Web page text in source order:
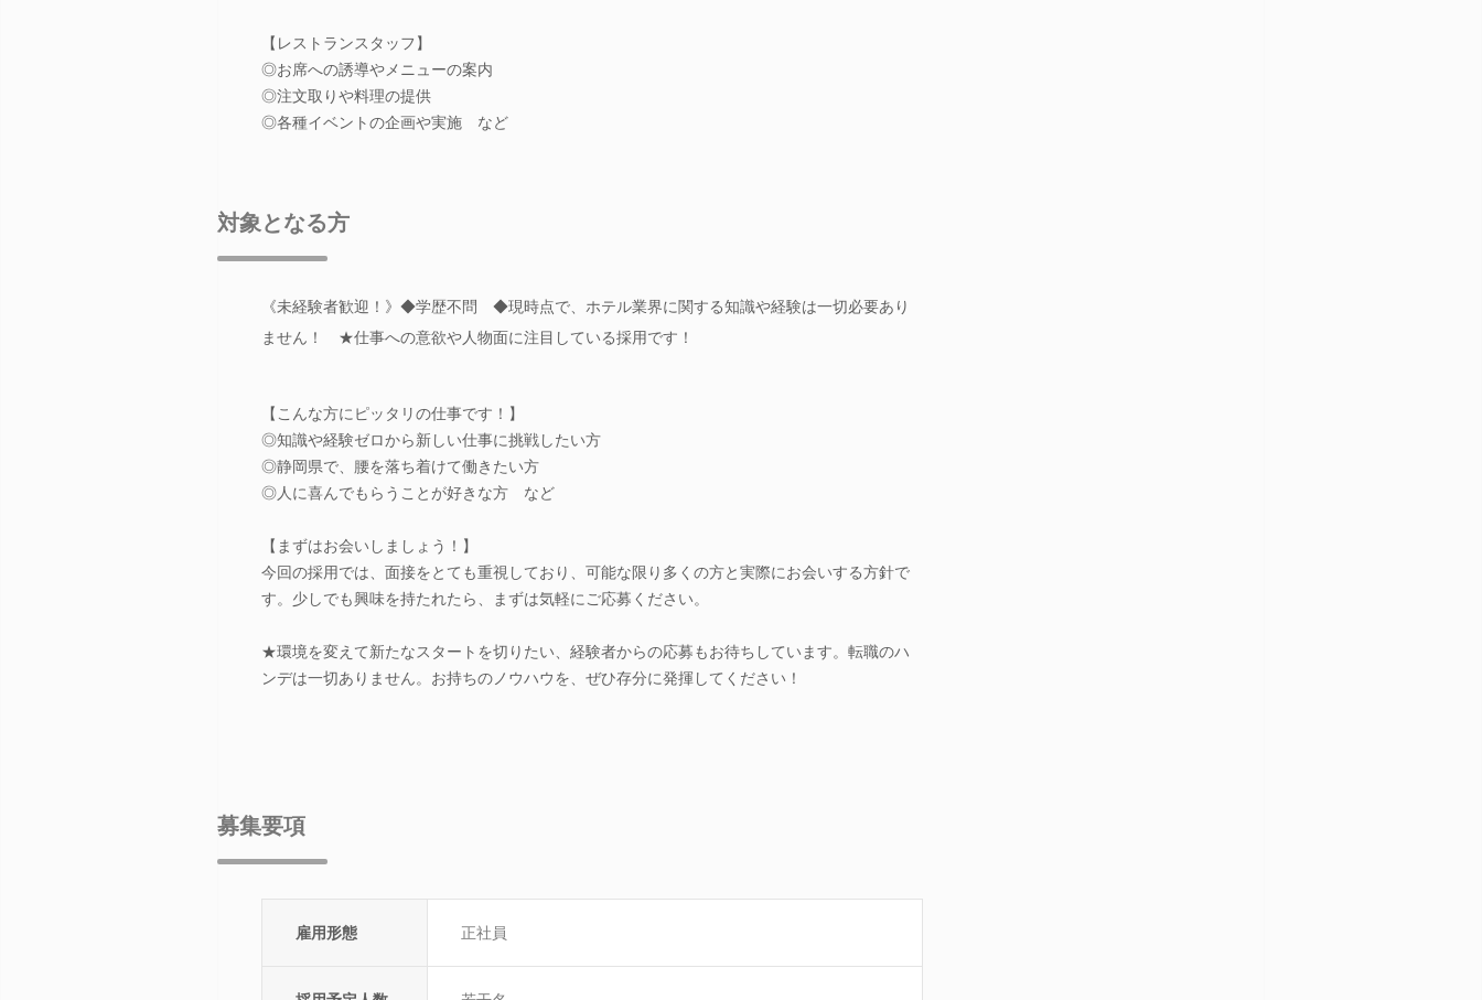
【レストランスタッフ】
◎お席への誘導やメニューの案内
◎注文取りや料理の提供
◎各種イベントの企画や実施 など
対象となる方
《未経験者歓迎！》◆学歴不問 ◆現時点で、ホテル業界に関する知識や経験は一切必要あり
ません！ ★仕事への意欲や人物面に注目している採用です！
【こんな方にピッタリの仕事です！】
◎知識や経験ゼロから新しい仕事に挑戦したい方
◎静岡県で、腰を落ち着けて働きたい方
◎人に喜んでもらうことが好きな方 など
【まずはお会いしましょう！】
今回の採用では、面接をとても重視しており、可能な限り多くの方と実際にお会いする方針で
す。少しでも興味を持たれたら、まずは気軽にご応募ください。
★環境を変えて新たなスタートを切りたい、経験者からの応募もお待ちしています。転職のハ
ンデは一切ありません。お持ちのノウハウを、ぜひ存分に発揮してください！
募集要項
雇用形態 正社員